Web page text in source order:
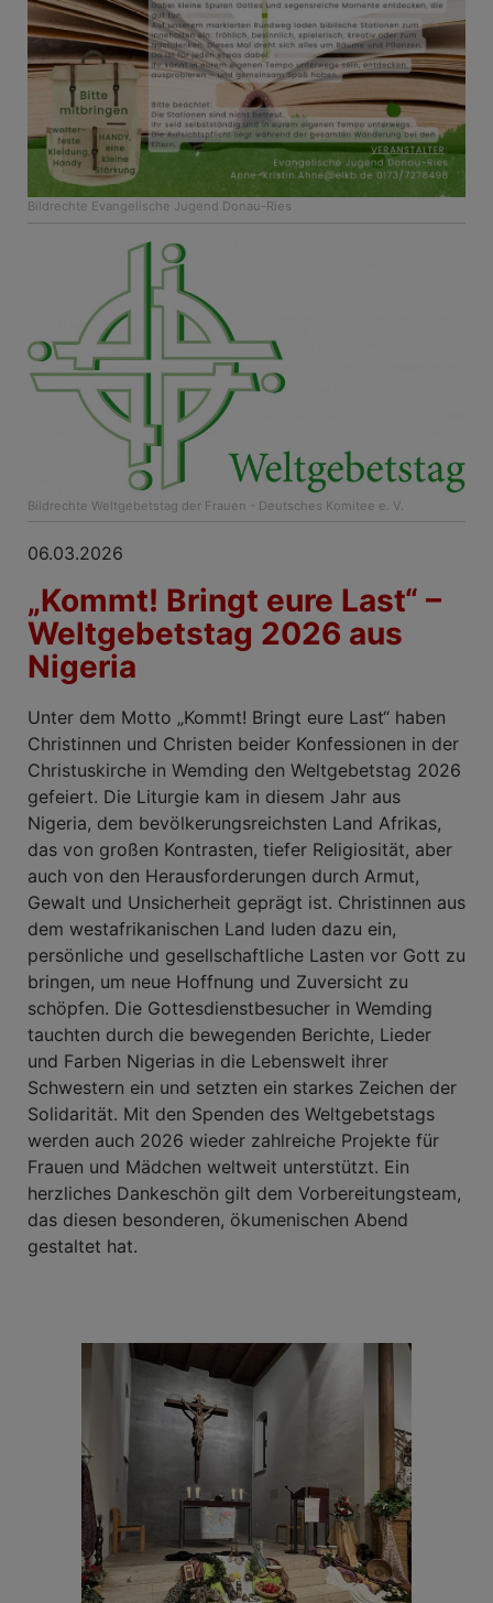
Bildrechte Evangelische Jugend Donau-Ries
Bildrechte Weltgebetstag der Frauen - Deutsches Komitee e. V.
06.03.2026
„Kommt! Bringt eure Last“ –
Weltgebetstag 2026 aus
Nigeria
Unter dem Motto „Kommt! Bringt eure Last“ haben
Christinnen und Christen beider Konfessionen in der
Christuskirche in Wemding den Weltgebetstag 2026
gefeiert. Die Liturgie kam in diesem Jahr aus
Nigeria, dem bevölkerungsreichsten Land Afrikas,
das von großen Kontrasten, tiefer Religiosität, aber
auch von den Herausforderungen durch Armut,
Gewalt und Unsicherheit geprägt ist. Christinnen aus
dem westafrikanischen Land luden dazu ein,
persönliche und gesellschaftliche Lasten vor Gott zu
bringen, um neue Hoffnung und Zuversicht zu
schöpfen. Die Gottesdienstbesucher in Wemding
tauchten durch die bewegenden Berichte, Lieder
und Farben Nigerias in die Lebenswelt ihrer
Schwestern ein und setzten ein starkes Zeichen der
Solidarität. Mit den Spenden des Weltgebetstags
werden auch 2026 wieder zahlreiche Projekte für
Frauen und Mädchen weltweit unterstützt. Ein
herzliches Dankeschön gilt dem Vorbereitungsteam,
das diesen besonderen, ökumenischen Abend
gestaltet hat.